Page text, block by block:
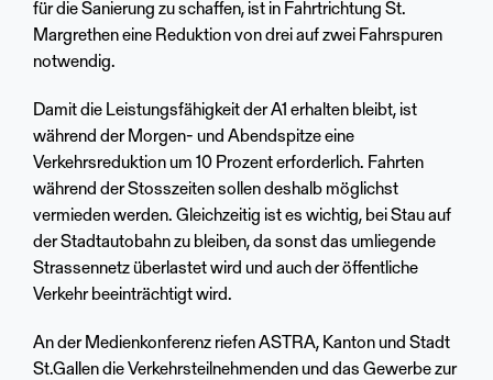
für die Sanierung zu schaffen, ist in Fahrtrichtung St.
Margrethen eine Reduktion von drei auf zwei Fahrspuren
notwendig.
Damit die Leistungsfähigkeit der A1 erhalten bleibt, ist
während der Morgen- und Abendspitze eine
Verkehrsreduktion um 10 Prozent erforderlich. Fahrten
während der Stosszeiten sollen deshalb möglichst
vermieden werden. Gleichzeitig ist es wichtig, bei Stau auf
der Stadtautobahn zu bleiben, da sonst das umliegende
Strassennetz überlastet wird und auch der öffentliche
Verkehr beeinträchtigt wird.
An der Medienkonferenz riefen ASTRA, Kanton und Stadt
St.Gallen die Verkehrsteilnehmenden und das Gewerbe zur